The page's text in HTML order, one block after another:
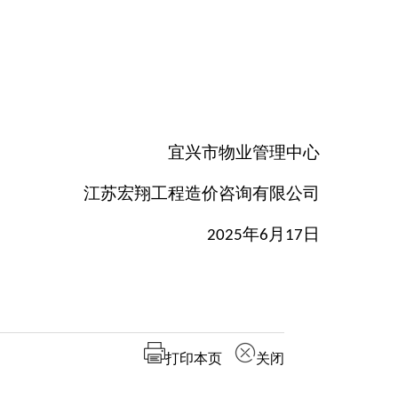
宜兴市物业管理中心
江苏宏翔工程造价咨询有限公司
2025年6 月 17 日
打印本页 关闭